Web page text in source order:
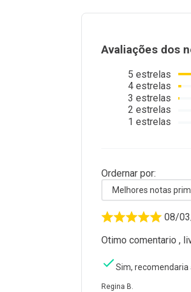
Avaliações dos
5 estrelas
4 estrelas
3 estrelas
2 estrelas
1 estrelas
Ordernar por:
Melhores notas
08/
Otimo comentario ,
Sim, recomendaria
Regina B.